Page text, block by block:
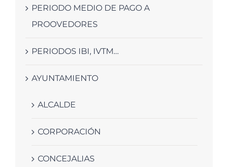
PERIODO MEDIO DE PAGO A
PROOVEDORES
PERIODOS IBI, IVTM…
AYUNTAMIENTO
ALCALDE
CORPORACIÓN
CONCEJALIAS